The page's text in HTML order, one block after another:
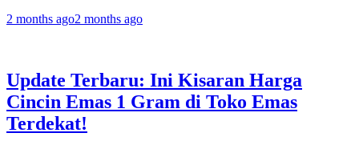
2 months ago2 months ago
Update Terbaru: Ini Kisaran Harga
Cincin Emas 1 Gram di Toko Emas
Terdekat!